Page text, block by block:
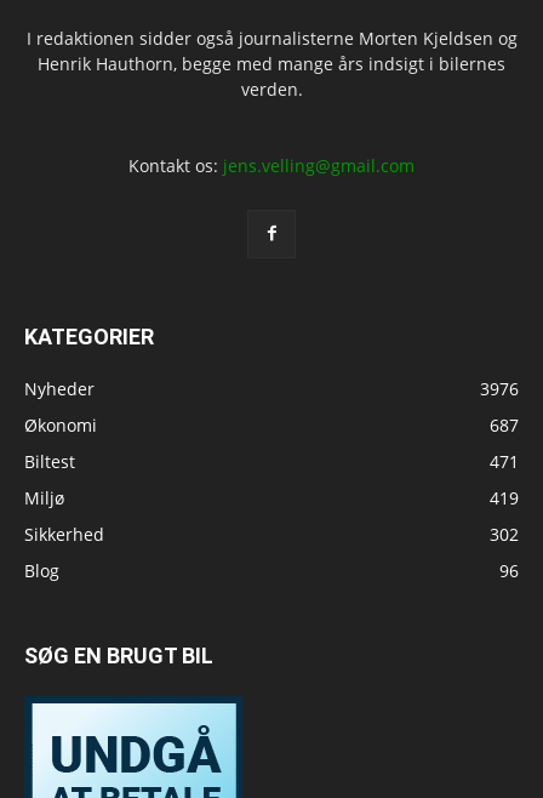
I redaktionen sidder også journalisterne Morten Kjeldsen og
Henrik Hauthorn, begge med mange års indsigt i bilernes
verden.
Kontakt os: jens.velling@gmail.com
KATEGORIER
Nyheder
3976
Økonomi
687
Biltest
471
Miljø
419
Sikkerhed
302
Blog
96
SØG EN BRUGT BIL